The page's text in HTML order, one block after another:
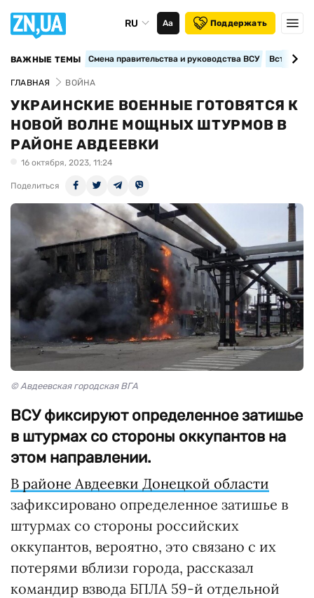
RU Аа Поддержать
ВАЖНЫЕ ТЕМЫ Смена правительства и руководства ВСУ
ГЛАВНАЯ ВОЙНА
УКРАИНСКИЕ ВОЕННЫЕ ГОТОВЯТСЯ К
НОВОЙ ВОЛНЕ МОЩНЫХ ШТУРМОВ В
РАЙОНЕ АВДЕЕВКИ
16 октября, 2023, 11:24
Поделиться
© Авдеевская городская ВГА
ВСУ фиксируют определенное затишье
в штурмах со стороны оккупантов на
этом направлении.
В районе Авдеевки Донецкой области
зафиксировано определенное затишье в
штурмах со стороны российских
оккупантов, вероятно, это связано с их
потерями вблизи города, рассказал
командир взвода БПЛА 59-й отдельной